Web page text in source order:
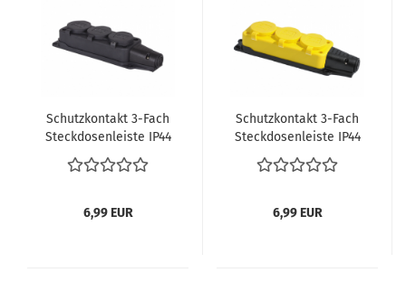
Schutz­kon­takt 3-​Fach
Steck­do­sen­leis­te IP44
in Schwarz
6,99 EUR
Schutz­kon­takt 3-​Fach
Steck­do­sen­leis­te IP44
in Gelb
6,99 EUR